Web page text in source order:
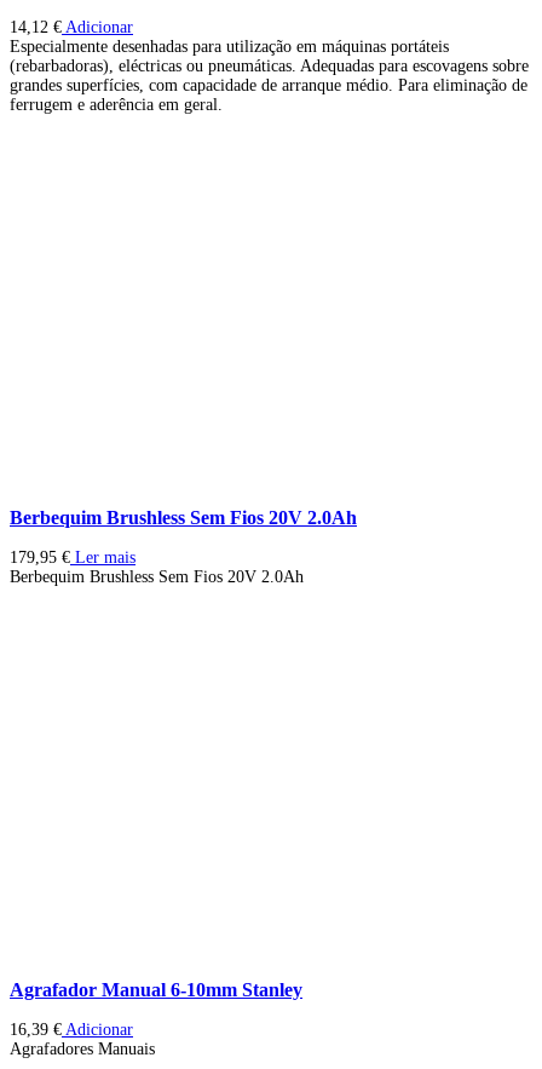
14,12 € Adicionar
Especialmente desenhadas para utilização em máquinas portáteis
(rebarbadoras), eléctricas ou pneumáticas. Adequadas para escovagens sobre
grandes superfícies, com capacidade de arranque médio. Para eliminação de
ferrugem e aderência em geral.
Berbequim Brushless Sem Fios 20V 2.0Ah
179,95 € Ler mais
Berbequim Brushless Sem Fios 20V 2.0Ah
Agrafador Manual 6-10mm Stanley
16,39 € Adicionar
Agrafadores Manuais